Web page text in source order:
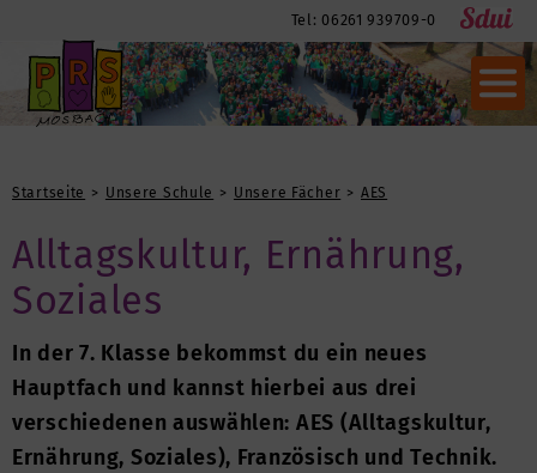
Tel: 06261 939709-0
Startseite Unsere Schule Unsere Fächer AES
Alltagskultur, Ernährung,
Soziales
In der 7. Klasse bekommst du ein neues
Hauptfach und kannst hierbei aus drei
verschiedenen auswählen: AES (Alltagskultur,
Ernährung, Soziales), Französisch und Technik.